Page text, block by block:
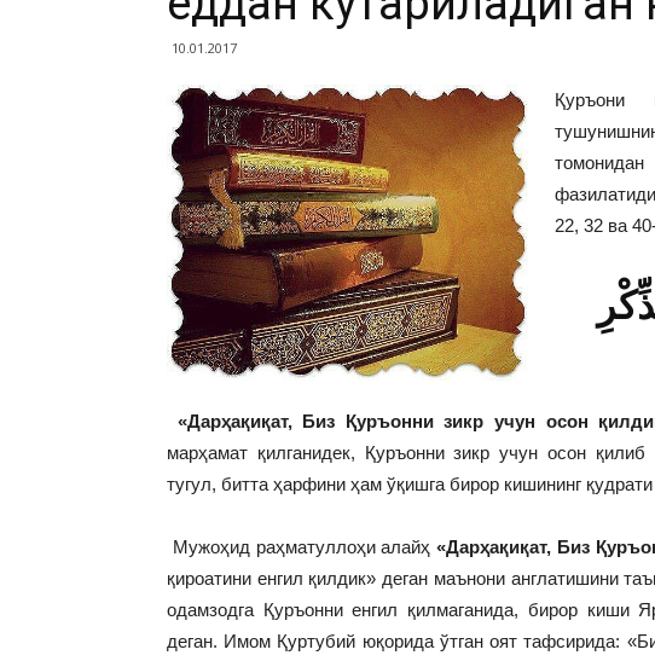
10.01.2017
Қуръони
22, 32 ва
«Дарҳақиқат, Биз Қуръонни зикр учун осон
марҳамат қилганидек, Қуръонни зикр учун осон
тугул, битта ҳарфини ҳам ўқишга бирор кишининг
Мужоҳид раҳматуллоҳи алайҳ «Дарҳақиқат, Биз
қироатини енгил қилдик» деган маънони англатишини
одамзодга Қуръонни енгил қилмаганида, бирор киши
деган. Имом Қуртубий юқорида ўтган оят тафсирида: